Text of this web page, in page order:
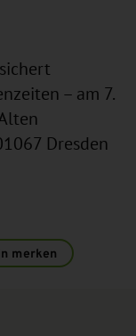
– am 7.
Dresden
merken